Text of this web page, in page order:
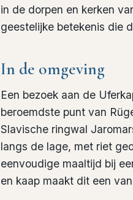
in de dorpen en kerken
geestelijke betekenis die
In de omgeving
Een bezoek aan de
beroemdste punt van
Slavische ringwal
langs de lage, met riet
eenvoudige maaltijd bij
en kaap maakt dit een